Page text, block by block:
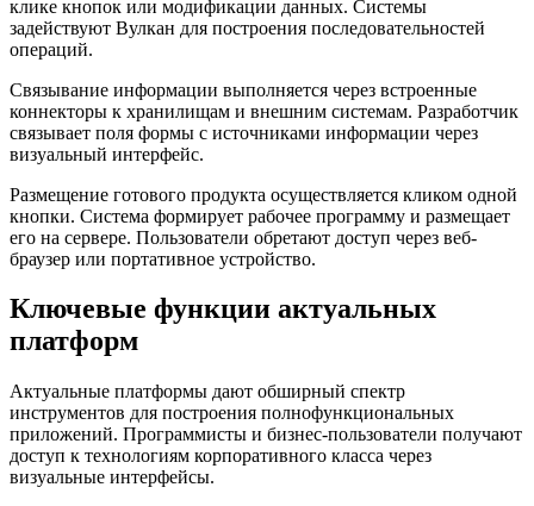
клике кнопок или модификации данных. Системы
задействуют Вулкан для построения последовательностей
операций.
Связывание информации выполняется через встроенные
коннекторы к хранилищам и внешним системам. Разработчик
связывает поля формы с источниками информации через
визуальный интерфейс.
Размещение готового продукта осуществляется кликом одной
кнопки. Система формирует рабочее программу и размещает
его на сервере. Пользователи обретают доступ через веб-
браузер или портативное устройство.
Ключевые функции актуальных
платформ
Актуальные платформы дают обширный спектр
инструментов для построения полнофункциональных
приложений. Программисты и бизнес-пользователи получают
доступ к технологиям корпоративного класса через
визуальные интерфейсы.